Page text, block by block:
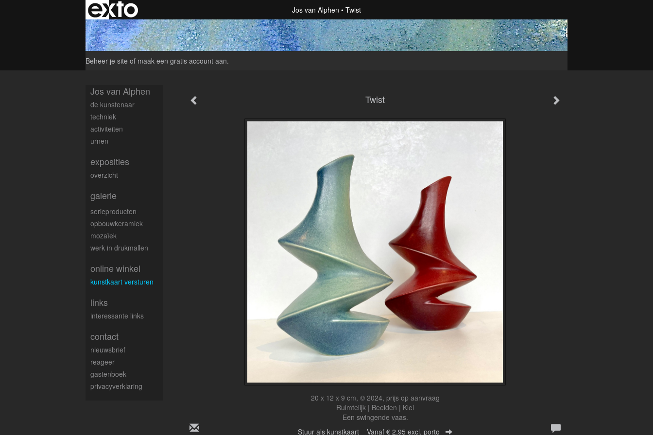
Jos van Alphen Twist
Beheer je site of maak een gratis account aan.
Twist
20 x 12 x 9 cm, © 2024, prijs op aanvraag
Ruimtelijk | Beelden | Klei
Een swingende vaas.
Stuur als kunstkaart Vanaf € 2,95 excl. porto
Jos van Alphen
de kunstenaar
techniek
activiteiten
urnen
exposities
overzicht
galerie
serieproducten
opbouwkeramiek
mozaïek
werk in drukmallen
online winkel
kunstkaart versturen
links
interessante links
contact
nieuwsbrief
reageer
gastenboek
privacyverklaring